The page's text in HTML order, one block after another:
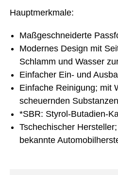
Hauptmerkmale:
Maßgeschneiderte
Modernes Design mit
Schlamm und Wasser
Einfacher Ein- und
Einfache Reinigung; mit
scheuernden Substanzen
*SBR: Styrol-Butadien-
Tschechischer
bekannte